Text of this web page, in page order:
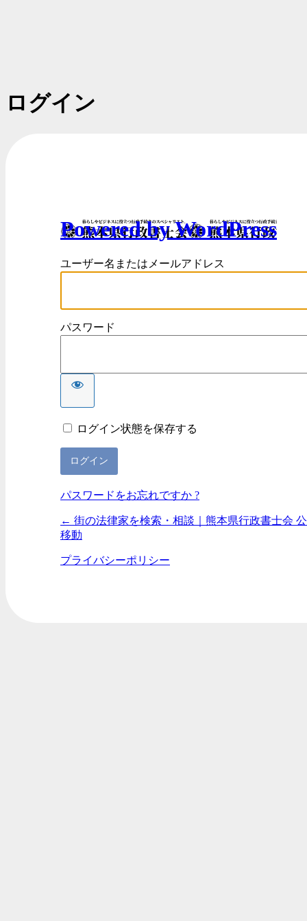
ログイン
Powered by WordPress
ユーザー名またはメールアドレス
パスワード
ログイン状態を保存する
パスワードをお忘れですか ?
← 街の法律家を検索・相談｜熊本県行政書士会
移動
プライバシーポリシー